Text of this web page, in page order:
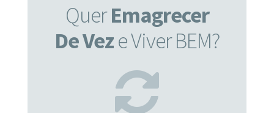
QuerEmagrecer
De Veze Viver BEM?